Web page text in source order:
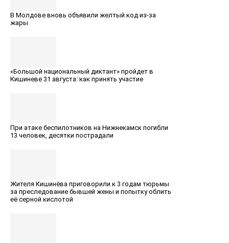
В Молдове вновь объявили желтый код из-за
жары
«Большой национальный диктант» пройдет в
Кишиневе 31 августа: как принять участие
При атаке беспилотников на Нижнекамск погибли
13 человек, десятки пострадали
Жителя Кишинёва приговорили к 3 годам тюрьмы
за преследование бывшей жены и попытку облить
её серной кислотой